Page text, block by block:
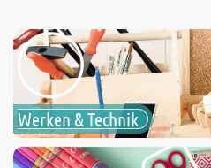
Werken & Technik